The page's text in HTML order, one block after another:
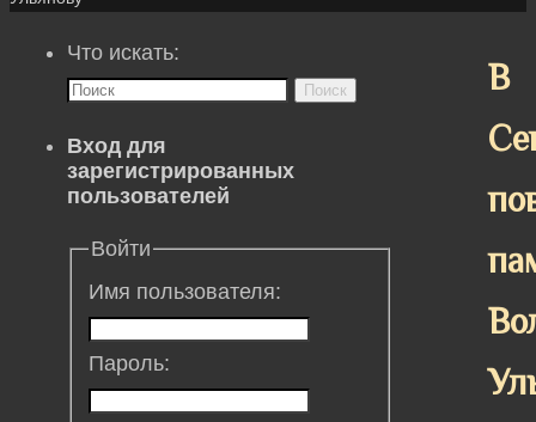
В
Что искать:
Поиск
Вход для
зарегистрированных
пользователей
Войти
Имя пользователя:
Пароль: